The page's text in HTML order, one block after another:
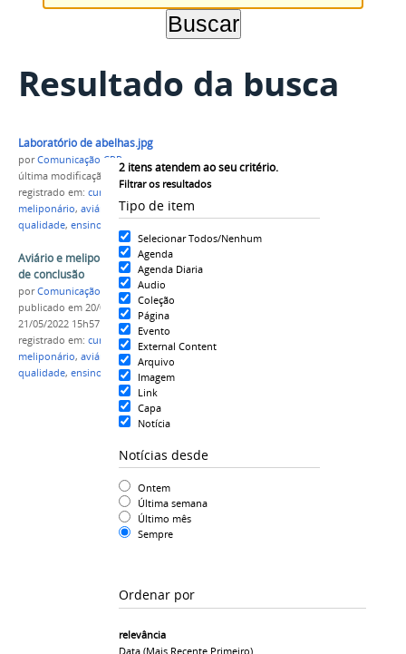
Resultado da busca
2 itens atendem ao seu critério.
Filtrar os resultados
Tipo de item
Selecionar Todos/Nenhum
Agenda
Agenda Diaria
Audio
Coleção
Página
Evento
External Content
Arquivo
Imagem
Link
Capa
Notícia
Notícias desde
Ontem
Última semana
Último mês
Sempre
Ordenar por
relevância
Data (mais Recente Primeiro)
Laboratório de abelhas.jpg
porComunicação CPR
última modificação
em 20/05/2022 22h12
registrado em: curso técnico ,Agropecuária
meliponário, aviário IFAM, campus Parintins
qualidade, ensino técnico
Aviário e meliponário do campus estão em fase
de conclusão
porComunicação CPR
publicado em 20/05/2022 —última modificação
21/05/2022 15h57
registrado em: curso técnico Agropecuária
meliponário, aviário IFAM campus Parintins
qualidade, ensino técnico